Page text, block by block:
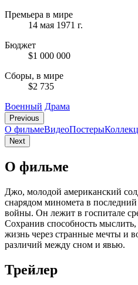
Премьера в мире
14 мая 1971 г.
Бюджет
$1 000 000
Сборы, в мире
$2 735
Военный Драма
Previous
О фильмеВидеоПостеры
Next
О фильме
Джо, молодой американский
снарядом миномета в
войны. Он лежит в госпитале
Сохранив способность
жизнь через странные мечты и
различий между сном и явью.
Трейлер